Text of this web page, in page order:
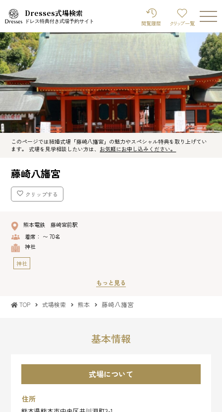
Dresses式場検索
ドレス特典付き式場予約サイト 閲覧履歴 クリップ 一覧
このページでは結婚式場「藤崎八旛宮」の魅力やスペシャル特典を取り上げてい
ます。 式場を見学相談したい方は、 お気軽にお申し込みください。
藤崎八旛宮
クリップする
熊本電鉄 藤崎宮前駅
着席： 〜 70名
神社
神社
もっと見る
TOP 式場検索 熊本 藤崎八旛宮
基本情報
式場について
住所